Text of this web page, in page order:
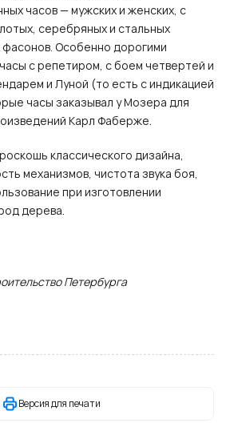
часов — мужских и женских, с
серебряных и стальных
фасонов. Особенно дорогими
с репетиром, с боем четвертей и
и Луной (то есть с индикацией
часы заказывал у Мозера для
Карл Фаберже.
классического дизайна,
механизмов, чистота звука боя,
при изготовлении
дерева.
Петербурга
Версия для печати